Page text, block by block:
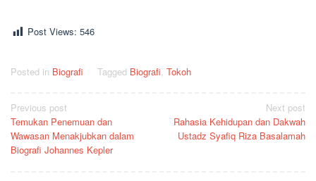
Post Views: 546
Posted in Biografi Tagged Biografi Tokoh
Post
navigation
Previous post
Temukan Penemuan dan
Wawasan Menakjubkan dalam
Biografi Johannes Kepler
Next post
Rahasia Kehidupan dan Dakwah
Ustadz Syafiq Riza Basalamah